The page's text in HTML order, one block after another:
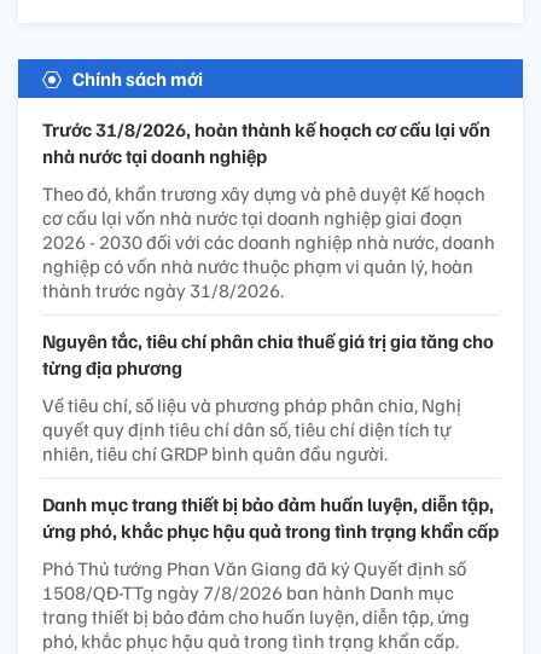
Chính sách mới
Trước 31/8/2026, hoàn thành kế hoạch cơ cấu lại vốn
nhà nước tại doanh nghiệp
Theo đó, khẩn trương xây dựng và phê duyệt Kế hoạch
cơ cấu lại vốn nhà nước tại doanh nghiệp giai đoạn
2026 - 2030 đối với các doanh nghiệp nhà nước, doanh
nghiệp có vốn nhà nước thuộc phạm vi quản lý, hoàn
thành trước ngày 31/8/2026.
Nguyên tắc, tiêu chí phân chia thuế giá trị gia tăng cho
từng địa phương
Về tiêu chí, số liệu và phương pháp phân chia, Nghị
quyết quy định tiêu chí dân số, tiêu chí diện tích tự
nhiên, tiêu chí GRDP bình quân đầu người.
Danh mục trang thiết bị bảo đảm huấn luyện, diễn tập,
ứng phó, khắc phục hậu quả trong tình trạng khẩn cấp
Phó Thủ tướng Phan Văn Giang đã ký Quyết định số
1508/QĐ-TTg ngày 7/8/2026 ban hành Danh mục
trang thiết bị bảo đảm cho huấn luyện, diễn tập, ứng
phó, khắc phục hậu quả trong tình trạng khẩn cấp.